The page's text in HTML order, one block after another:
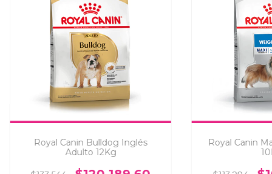
Royal Canin Bulldog Inglés
Adulto 12Kg
Royal Canin